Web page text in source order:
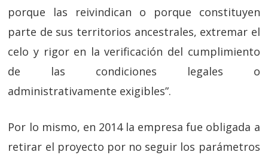
porque las reivindican o porque constituyen
parte de sus territorios ancestrales, extremar el
celo y rigor en la verificación del cumplimiento
de las condiciones legales o
administrativamente exigibles”.
Por lo mismo, en 2014 la empresa fue obligada a
retirar el proyecto por no seguir los parámetros